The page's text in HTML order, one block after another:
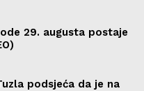
29. augusta postaje
podsjeća da je na